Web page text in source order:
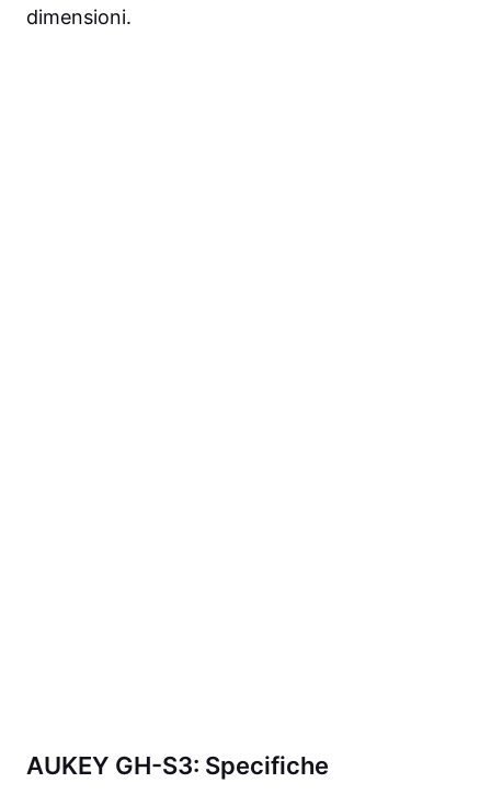
dimensioni.
AUKEY GH-S3: Specifiche